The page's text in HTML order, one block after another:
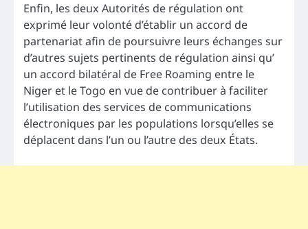
Enfin, les deux Autorités de régulation ont
exprimé leur volonté d’établir un accord de
partenariat afin de poursuivre leurs échanges sur
d’autres sujets pertinents de régulation ainsi qu’
un accord bilatéral de Free Roaming entre le
Niger et le Togo en vue de contribuer à faciliter
l’utilisation des services de communications
électroniques par les populations lorsqu’elles se
déplacent dans l’un ou l’autre des deux États.